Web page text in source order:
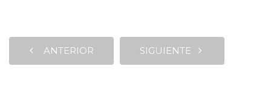
ANTERIOR SIGUIENTE